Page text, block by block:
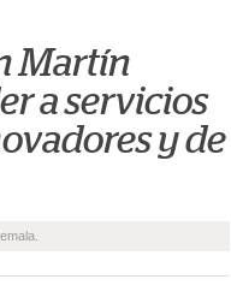
Martín
a servicios
y de